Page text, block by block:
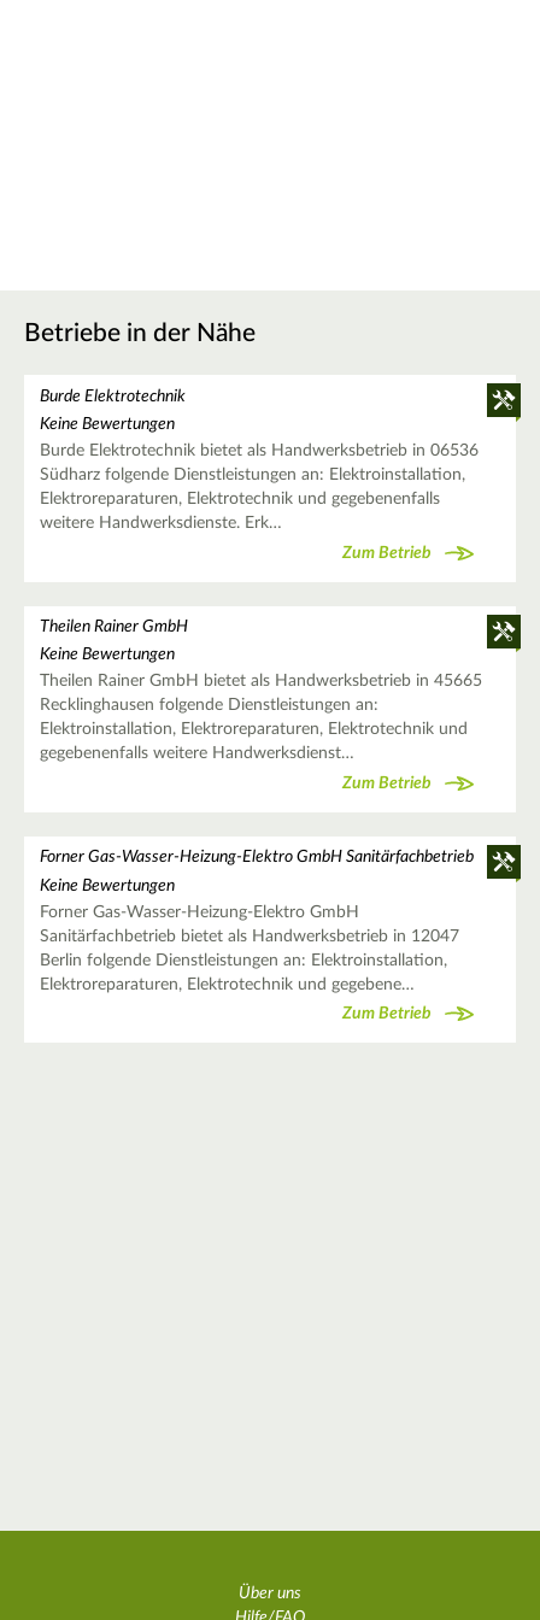
Betriebe in der Nähe
Burde Elektrotechnik
Keine Bewertungen
Burde Elektrotechnik bietet als Handwerksbetrieb in 06536
Südharz folgende Dienstleistungen an: Elektroinstallation,
Elektroreparaturen, Elektrotechnik und gegebenenfalls
weitere Handwerksdienste. Erk…
Zum Betrieb
Theilen Rainer GmbH
Keine Bewertungen
Theilen Rainer GmbH bietet als Handwerksbetrieb in 45665
Recklinghausen folgende Dienstleistungen an:
Elektroinstallation, Elektroreparaturen, Elektrotechnik und
gegebenenfalls weitere Handwerksdienst…
Zum Betrieb
Forner Gas-Wasser-Heizung-Elektro GmbH Sanitärfachbetrieb
Keine Bewertungen
Forner Gas-Wasser-Heizung-Elektro GmbH
Sanitärfachbetrieb bietet als Handwerksbetrieb in 12047
Berlin folgende Dienstleistungen an: Elektroinstallation,
Elektroreparaturen, Elektrotechnik und gegebene…
Zum Betrieb
Über uns